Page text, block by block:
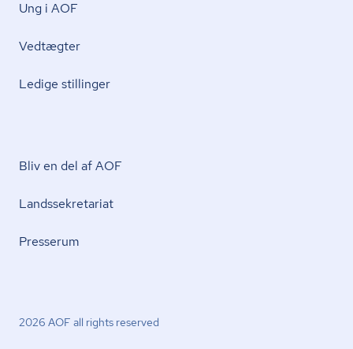
Ung i AOF
Vedtægter
Ledige stillinger
Bliv en del af AOF
Lands­se­kre­ta­ri­at
Presserum
2026 AOF all rights reserved